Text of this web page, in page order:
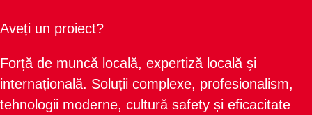
Aveți un proiect?
Forță de muncă locală, expertiză locală și
internațională. Soluții complexe, profesionalism,
tehnologii moderne, cultură safety și eficacitate